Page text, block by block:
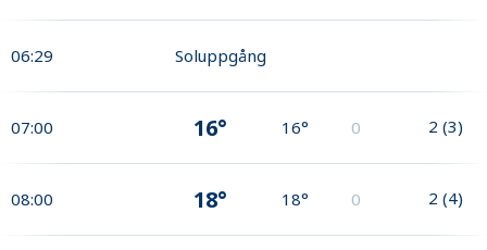
06:29 Soluppgång
07:00 16° 16° 0 2 (3)
08:00 18° 18° 0 2 (4)